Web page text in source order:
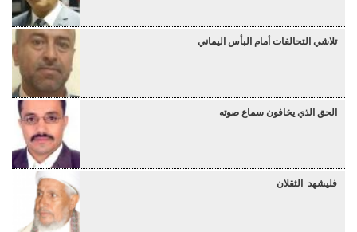
تلاشي التحالفات أمام البأس اليماني
الحق الذي يخافون سماع صوته
فليشهد الثقلان